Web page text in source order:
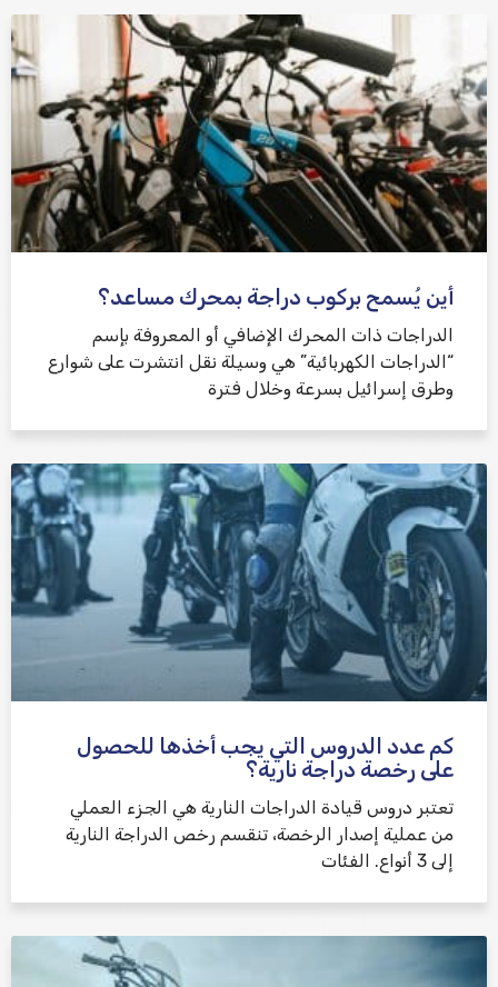
أين يُسمح بركوب دراجة بمحرك مساعد؟
الدراجات ذات المحرك الإضافي أو المعروفة بإسم
“الدراجات الكهربائية” هي وسيلة نقل انتشرت على شوارع
وطرق إسرائيل بسرعة وخلال فترة
كم عدد الدروس التي يجب أخذها للحصول
على رخصة دراجة نارية؟
تعتبر دروس قيادة الدراجات النارية هي الجزء العملي
من عملية إصدار الرخصة، تنقسم رخص الدراجة النارية
إلى 3 أنواع. الفئات